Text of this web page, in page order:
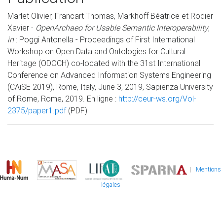
Marlet Olivier, Francart Thomas, Markhoff Béatrice et Rodier
Xavier - OpenArchaeo for Usable Semantic Interoperability,
in: Poggi Antonella - Proceedings of First International
Workshop on Open Data and Ontologies for Cultural
Heritage (ODOCH) co-located with the 31st International
Conference on Advanced Information Systems Engineering
(CAiSE 2019), Rome, Italy, June 3, 2019, Sapienza University
of Rome, Rome, 2019. En ligne : http://ceur-ws.org/Vol-
2375/paper1.pdf(PDF)
| Mentions
légales